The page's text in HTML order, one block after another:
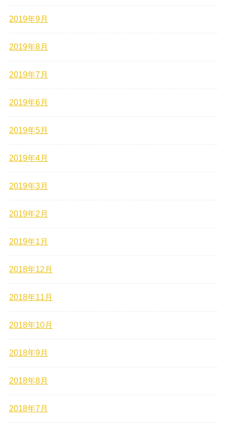
2019年9月
2019年8月
2019年7月
2019年6月
2019年5月
2019年4月
2019年3月
2019年2月
2019年1月
2018年12月
2018年11月
2018年10月
2018年9月
2018年8月
2018年7月